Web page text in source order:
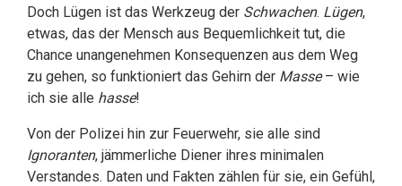
Doch Lügen ist das Werkzeug der Schwachen. Lügen,
etwas, das der Mensch aus Bequemlichkeit tut, die
Chance unangenehmen Konsequenzen aus dem Weg
zu gehen, so funktioniert das Gehirn der Masse– wie
ich sie alle hasse!
Von der Polizei hin zur Feuerwehr, sie alle sind
Ignoranten, jämmerliche Diener ihres minimalen
Verstandes. Daten und Fakten zählen für sie, ein Gefühl,